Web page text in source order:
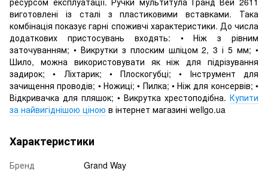
виготовлені із сталі з пластиковими вставками. Така
комбінація показує гарні споживчі характеристики. До числа
додаткових пристосувань входять: • Ніж з рівним
заточуванням; • Викрутки з плоским шліцом 2, 3 і 5 мм; •
Шило, можна використовувати як ніж для підрізування
задирок; • Ліхтарик; • Плоскогубці; • Інструмент для
зачищення проводів; • Ножиці; • Пилка; • Ніж для консервів; •
Відкривачка для пляшок; • Викрутка хрестоподібна. Купити
за найвигіднішою ціною в інтернет магазині wellgo.ua
Характеристики
Бренд
Grand Way